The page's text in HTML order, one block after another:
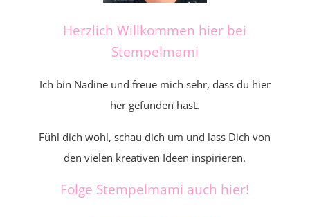
Herzlich Willkommen hier bei
Stempelmami
Ich bin Nadine und freue mich sehr, dass du hier
her gefunden hast.
Fühl dich wohl, schau dich um und lass Dich von
den vielen kreativen Ideen inspirieren.
Folge Stempelmami auch hier!